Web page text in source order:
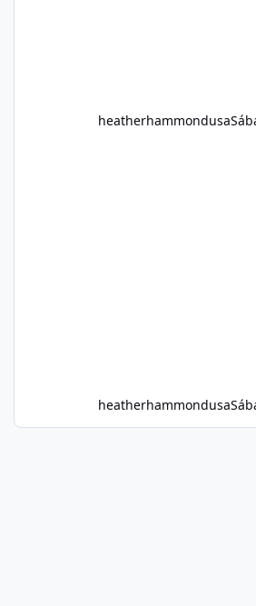
heatherhammondusa
heatherhammondusa